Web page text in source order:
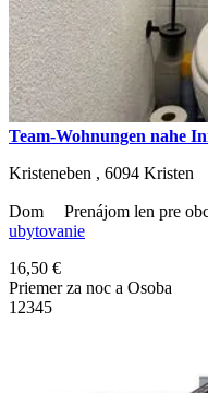
Team-Wohnungen nahe
Kristeneben , 6094 Kristen
Dom Prenájom len pre
ubytovanie
16,50 €
Priemer za noc a Osoba
1 2345